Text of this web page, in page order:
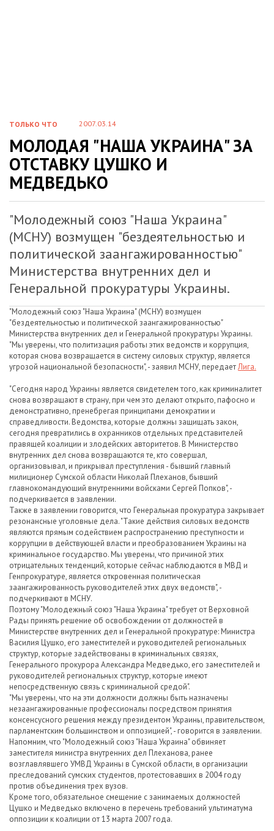
ТОЛЬКО ЧТО 2007.03.14
МОЛОДАЯ "НАША УКРАИНА" ЗА
ОТСТАВКУ ЦУШКО И
МЕДВЕДЬКО
"Молодежный союз "Наша Украина"
(МСНУ) возмущен "бездеятельностью и
политической заангажированностью"
Министерства внутренних дел и
Генеральной прокуратуры Украины.
"Молодежный союз "Наша Украина" (МСНУ) возмущен
"бездеятельностью и политической заангажированностью"
Министерства внутренних дел и Генеральной прокуратуры Украины.
"Мы уверены, что политизация работы этих ведомств и коррупция,
которая снова возвращается в систему силовых структур, является
угрозой национальной безопасности", - заявил МСНУ, передаетЛига.
"Сегодня народ Украины является свидетелем того, как криминалитет
снова возвращают в страну, при чем это делают открыто, пафосно и
демонстративно, пренебрегая принципами демократии и
справедливости. Ведомства, которые должны защищать закон,
сегодня превратились в охранников отдельных представителей
правящей коалиции и злодейских авторитетов. В Министерство
внутренних дел снова возвращаются те, кто совершал,
организовывал, и прикрывал преступления - бывший главный
милиционер Сумской области Николай Плеханов, бывший
главнокомандующий внутренними войсками Сергей Попков", -
подчеркивается в заявлении.
Также в заявлении говорится, что Генеральная прокуратура закрывает
резонансные уголовные дела. "Такие действия силовых ведомств
являются прямым содействием распространению преступности и
коррупции в действующей власти и преобразованием Украины на
криминальное государство. Мы уверены, что причиной этих
отрицательных тенденций, которые сейчас наблюдаются в МВД и
Генпрокуратуре, является откровенная политическая
заангажированность руководителей этих двух ведомств", -
подчеркивают в МСНУ.
Поэтому "Молодежный союз "Наша Украина" требует от Верховной
Рады принять решение об освобождении от должностей в
Министерстве внутренних дел и Генеральной прокуратуре: Министра
Василия Цушко, его заместителей и руководителей региональных
структур, которые задействованы в криминальных связях,
Генерального прокурора Александра Медведько, его заместителей и
руководителей региональных структур, которые имеют
непосредственную связь с криминальной средой".
"Мы уверены, что на эти должности должны быть назначены
незаангажированные профессионалы посредством принятия
консенсусного решения между президентом Украины, правительством,
парламентским большинством и оппозицией", - говорится в заявлении.
Напомним, что "Молодежный союз "Наша Украина" обвиняет
заместителя министра внутренних дел Плеханова, ранее
возглавлявшего УМВД Украины в Сумской области, в организации
преследований сумских студентов, протестовавших в 2004 году
против объединения трех вузов.
Кроме того, обязательное смещение с занимаемых должностей
Цушко и Медведько включено в перечень требований ультиматума
оппозиции к коалиции от 13 марта 2007 года.